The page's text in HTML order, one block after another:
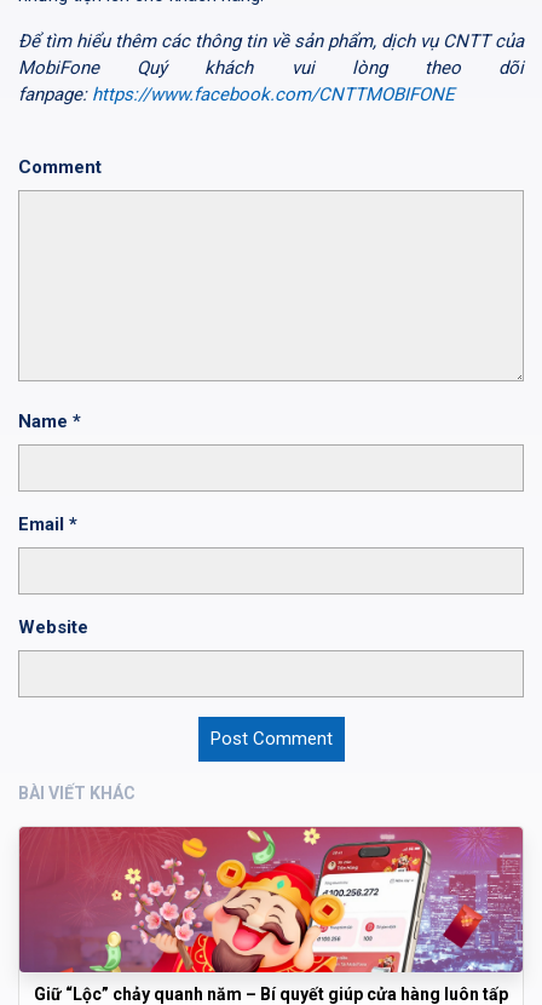
Để tìm hiểu thêm các thông tin về sản phẩm, dịch vụ CNTT của
MobiFone Quý khách vui lòng theo dõi
fanpage: https://www.facebook.com/CNTTMOBIFONE
Comment
Name *
Email *
Website
BÀI VIẾT KHÁC
Giữ “Lộc” chảy quanh năm – Bí quyết giúp cửa hàng luôn tấp